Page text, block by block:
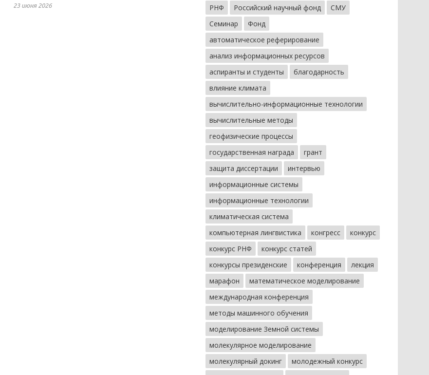
23 июня 2026
РНФ
Российский научный фонд
СМУ
Семинар
Фонд
автоматическое реферирование
анализ информационных ресурсов
аспиранты и студенты
благодарность
влияние климата
вычислительно-информационные технологии
вычислительные методы
геофизические процессы
государственная награда
грант
защита диссертации
интервью
информационные системы
информационные технологии
климатическая система
компьютерная лингвистика
конгресс
конкурс
конкурс РНФ
конкурс статей
конкурсы президенские
конференция
лекция
марафон
математическое моделирование
международная конференция
методы машинного обучения
моделирование Земной системы
молекулярное моделирование
молекулярный докинг
молодежный конкурс